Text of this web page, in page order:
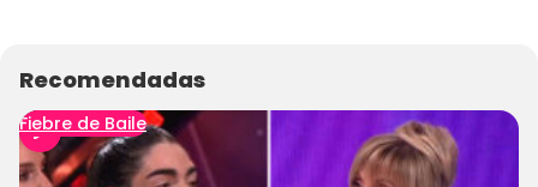
Recomendadas
Fiebre de Baile